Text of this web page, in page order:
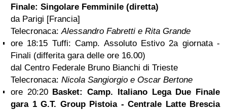
Finale: Singolare Femminile (diretta)
da Parigi [Francia]
Telecronaca:Alessandro Fabretti e Rita Grande
ore 18:15 Tuffi: Camp. Assoluto Estivo 2a giornata -
Finali (differita gara delle ore 16.00)
dal Centro Federale Bruno Bianchi di Trieste
Telecronaca: Nicola Sangiorgio e Oscar Bertone
ore 20:20 Basket: Camp. Italiano Lega Due Finale
gara 1 G.T. Group Pistoia - Centrale LatteBrescia